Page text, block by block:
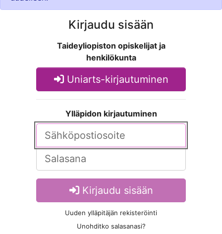
Kirjaudu sisään
Taideyliopiston opiskelijat ja
henkilökunta
Uniarts-kirjautuminen
Ylläpidon kirjautuminen
Kirjaudu sisään
Uuden ylläpitäjän rekisteröinti
Unohditko salasanasi?